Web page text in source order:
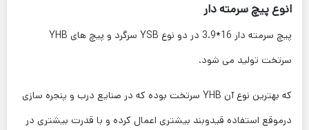
انوع پیچ سرمته دار
پیچ سرمته دار 16*3.9 در دو نوع YSB سرگرد و پیچ های YHB
سرتخت تولید می شود.
که بهترین نوع آن YHB سرتخت بوده که در صنایع درب و پنجره سازی
درموقع استفاده قیدوبند بیشتری اعمال کرده و با قدرت بیشتری در